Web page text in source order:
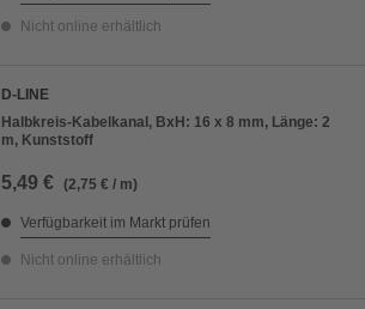
Nicht online erhältlich
D-LINE
Halbkreis-Kabelkanal, BxH: 16 x 8 mm, Länge: 2
m, Kunststoff
5,49 € (2,75 € / m)
Verfügbarkeit im Markt prüfen
Nicht online erhältlich